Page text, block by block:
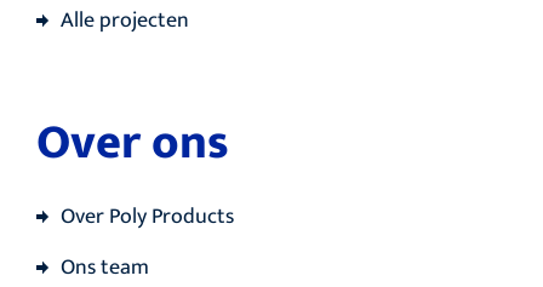
Alle projecten
Over ons
Over Poly Products
Ons team